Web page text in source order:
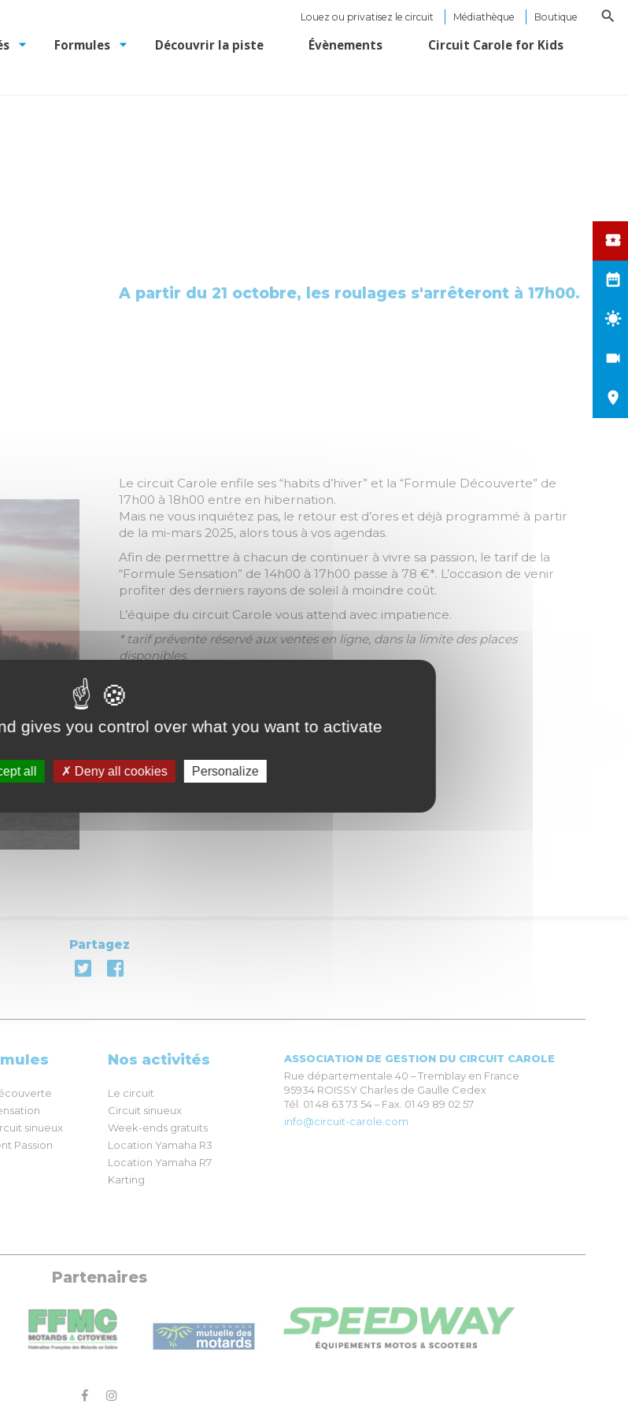
Louez ou privatisez le circuit Médiathèque Boutique
Formules Découvrir la piste Évènements Circuit Carole for Kids
A partir du 21 octobre, les roulages s'arrêteront à 17h00.
Le circuit Carole enfile ses “habits d’hiver” et la “Formule Découverte” de
17h00 à 18h00 entre en hibernation.
Mais ne vous inquiétez pas, le retour est d’ores et déjà programmé à partir
de la mi-mars 2025, alors tous à vos agendas.
Afin de permettre à chacun de continuer à vivre sa passion, le tarif de la
“Formule Sensation” de 14h00 à 17h00 passe à 78 €*. L’occasion de venir
profiter des derniers rayons de soleil à moindre coût.
L’équipe du circuit Carole vous attend avec impatience.
* tarif prévente réservé aux ventes en ligne, dans la limite des places
disponibles.
Partagez
sinueux
Passion
Nos activités
Le circuit
Circuit sinueux
Week-ends gratuits
Location Yamaha R3
Location Yamaha R7
Karting
ASSOCIATION DE GESTION DU CIRCUIT CAROLE
Rue départementale 40 – Tremblay en France
95934 ROISSY Charles de Gaulle Cedex
Tél. 01 48 63 73 54 – Fax. 01 49 89 02 57
info@circuit-carole.com
Partenaires
gives you control over what you want to activate
all Deny all cookies Personalize